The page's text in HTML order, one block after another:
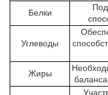
Белки
Углеводы
Жиры